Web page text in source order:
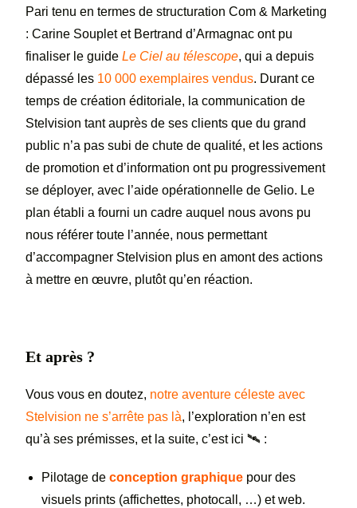
Pari tenu en termes de structuration Com & Marketing
: Carine Souplet et Bertrand d’Armagnac ont pu
finaliser le guideLe Ciel au télescope, qui a depuis
dépassé les 10 000 exemplaires vendus. Durant ce
temps de création éditoriale, la communication de
Stelvision tant auprès de ses clients que du grand
public n’a pas subi de chute de qualité, et les actions
de promotion et d’information ont pu progressivement
se déployer, avec l’aide opérationnelle de Gelio. Le
plan établi a fourni un cadre auquel nous avons pu
nous référer toute l’année, nous permettant
d’accompagner Stelvision plus en amont des actions
à mettre en œuvre, plutôt qu’en réaction.
Et après ?
Vous vous en doutez, notre aventure céleste avec
Stelvision ne s’arrête pas là, l’exploration n’en est
qu’à ses prémisses, et la suite, c’est ici 🛰️ :
Pilotage deconception graphique pour des
visuels prints (affichettes, photocall, …) et web.